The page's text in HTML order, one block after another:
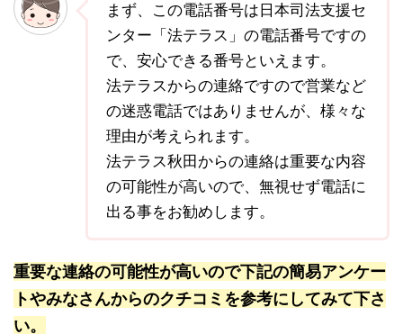
まず、この電話番号は日本司法支援セ
ンター「法テラス」の電話番号ですの
で、安心できる番号といえます。
法テラスからの連絡ですので営業など
の迷惑電話ではありませんが、様々な
理由が考えられます。
法テラス秋田からの連絡は重要な内容
の可能性が高いので、無視せず電話に
出る事をお勧めします。
重要な連絡の可能性が高いので下記の簡易アンケー
トやみなさんからのクチコミを参考にしてみて下さ
い。